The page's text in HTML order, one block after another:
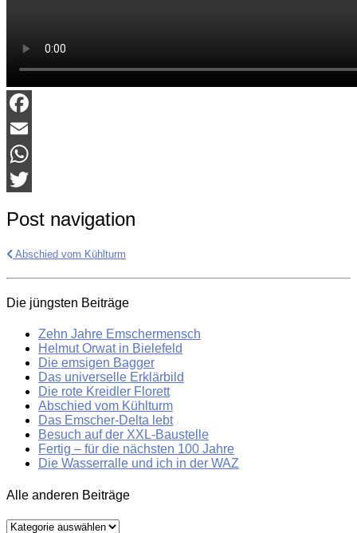
Facebook
Email
WhatsApp
Post navigation
Abschied vom Kühlturm
Die jüngsten Beiträge
Zehn Jahre Emschermensch
Helmut Orwat in Bielefeld
Die emsigen Bagger
Das universelle Erklärbild
Die rote Kreidler Florett
Abschied vom Kühlturm
Das Emscher-Delta lebt
Besuch auf der XXL-Baustelle
Fertig – für die nächsten 100 Jahre
Die Wasserralle und ich in der WAZ
Alle anderen Beiträge
Alle